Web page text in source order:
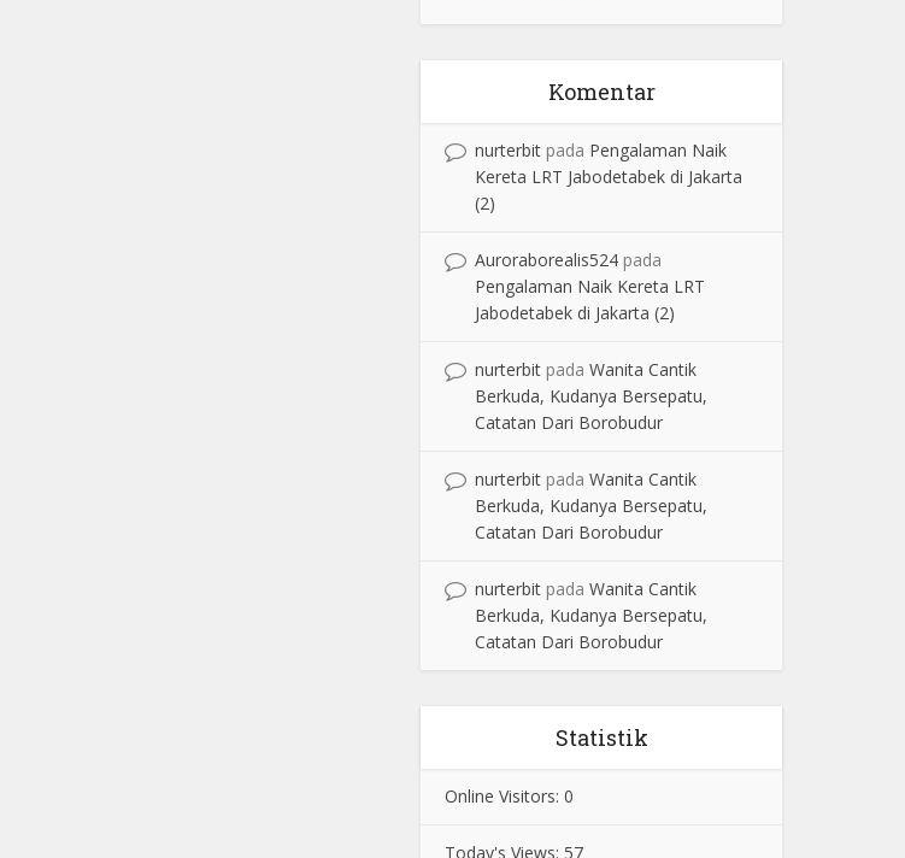
Komentar
nurterbit pada Pengalaman Naik
Kereta LRT Jabodetabek di Jakarta
(2)
Auroraborealis524 pada
Pengalaman Naik Kereta LRT
Jabodetabek di Jakarta (2)
nurterbit pada Wanita Cantik
Berkuda, Kudanya Bersepatu,
Catatan Dari Borobudur
nurterbit pada Wanita Cantik
Berkuda, Kudanya Bersepatu,
Catatan Dari Borobudur
nurterbit pada Wanita Cantik
Berkuda, Kudanya Bersepatu,
Catatan Dari Borobudur
Statistik
Online Visitors: 0
Today's Views: 57